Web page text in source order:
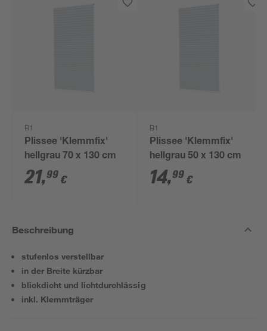
B1
Plissee 'Klemmfix'
hellgrau 70 x 130 cm
21,99 €
B1
Plissee 'Klemmfix'
hellgrau 50 x 130 cm
14,99 €
Beschreibung
stufenlos verstellbar
in der Breite kürzbar
blickdicht und lichtdurchlässig
inkl. Klemmträger